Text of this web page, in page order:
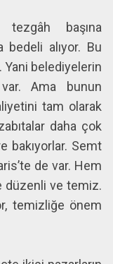
tezgâh başına
alıyor. Bu
Yani belediyelerin
Ama bunun
tam olarak
daha çok
bakıyorlar. Semt
de var. Hem
düzenli ve temiz.
temizliğe önem